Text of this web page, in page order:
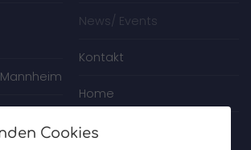
News/ Events
Kontakt
Home
Cookies